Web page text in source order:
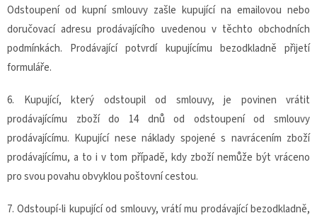
Odstoupení od kupní smlouvy zašle kupující na emailovou nebo
doručovací adresu prodávajícího uvedenou v těchto obchodních
podmínkách. Prodávající potvrdí kupujícímu bezodkladně přijetí
formuláře.
6. Kupující, který odstoupil od smlouvy, je povinen vrátit
prodávajícímu zboží do 14 dnů od odstoupení od smlouvy
prodávajícímu. Kupující nese náklady spojené s navrácením zboží
prodávajícímu, a to i v tom případě, kdy zboží nemůže být vráceno
pro svou povahu obvyklou poštovní cestou.
7. Odstoupí-li kupující od smlouvy, vrátí mu prodávající bezodkladně,